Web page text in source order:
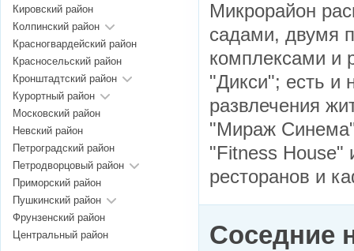
Микрорайон
садами, двумя
комплексами и
"Дикси"; есть и
развлечения
"Мираж
"Fitness House"
ресторанов и
Соседние
Кировский район
Колпинский район
Красногвардейский район
Красносельский район
Кронштадтский район
Курортный район
Московский район
Невский район
Петроградский район
Петродворцовый район
Приморский район
Пушкинский район
Фрунзенский район
Центральный район